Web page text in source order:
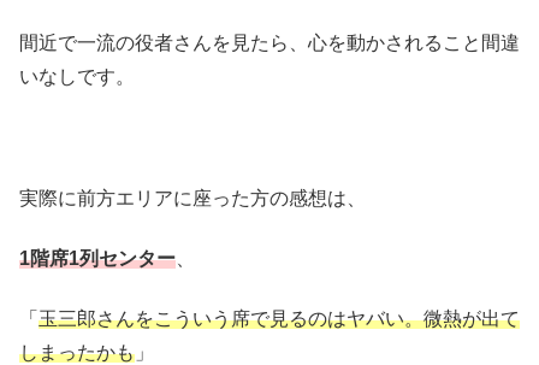
間近で一流の役者さんを見たら、心を動かされること間違
いなしです。
実際に前方エリアに座った方の感想は、
1階席1列センター
「 玉三郎さんをこういう席で見るのはヤバい。微熱が出て
しまったかも 」